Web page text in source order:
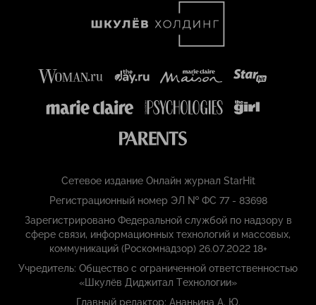
Сетевое издание Онлайн журнал StarHit
Регистрационный номер ЭЛ № ФС 77 - 83698
Зарегистрировано Федеральной службой по надзору в
сфере связи, информационных технологий и массовых,
коммуникаций (Роскомнадзор) 26.07.2022 18+
Учредитель: Общество с ограниченной ответственностью
«Шкулёв Диджитал Технологии»
Главный редактор: Ананьина А. Ю.